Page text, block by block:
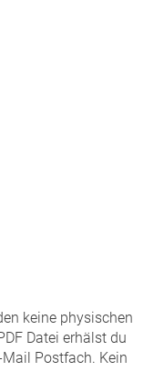
zu Ihren
Sie die
anzusehen.
Consent
keine physischen
Datei erhälst du
Postfach. Kein